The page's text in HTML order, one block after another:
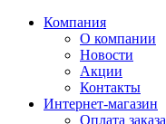
Компания
О компании
Новости
Акции
Контакты
Интернет-магазин
Оплата заказа